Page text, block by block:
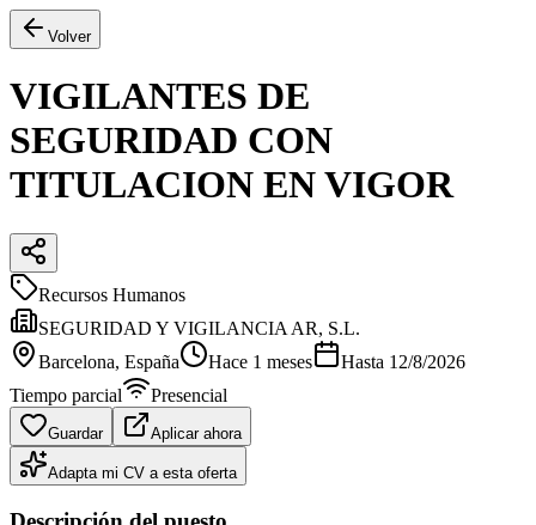
Volver
VIGILANTES DE
SEGURIDAD CON
TITULACION EN VIGOR
Recursos Humanos
SEGURIDAD Y VIGILANCIA AR, S.L.
Barcelona, España Hace 1 meses Hasta 12/8/2026
Tiempo parcial
Presencial
Guardar Aplicar ahora
Adapta mi CV a esta oferta